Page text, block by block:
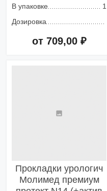
В упаковке
1
Дозировка
от 709,00 ₽
Прокладки урологич
Молимед премиум